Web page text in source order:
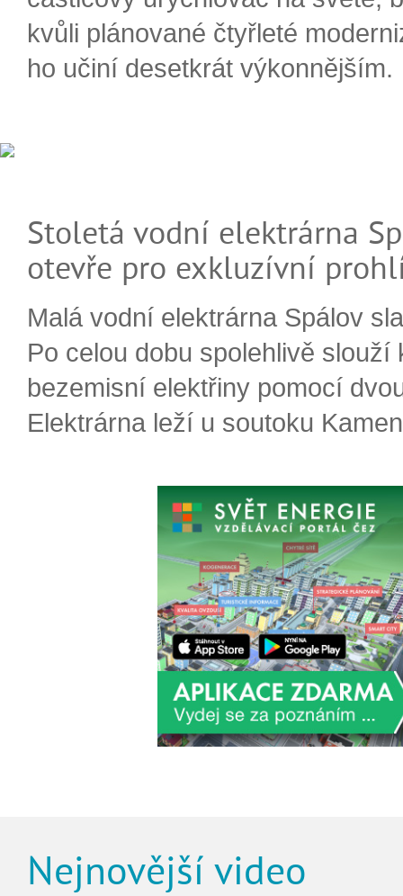
kvůli plánované čtyřleté
ho učiní desetkrát výkonnějším.
Stoletá vodní elektrárna
otevře pro exkluzívní
Malá vodní elektrárna Spálov
Po celou dobu spolehlivě slouží
bezemisní elektřiny pomocí
Elektrárna leží u soutoku
Nejnovější video